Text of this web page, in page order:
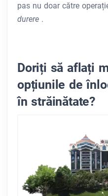
pas nu doar către
durere .
Doriți să aflați
opțiunile de
în străinătate?